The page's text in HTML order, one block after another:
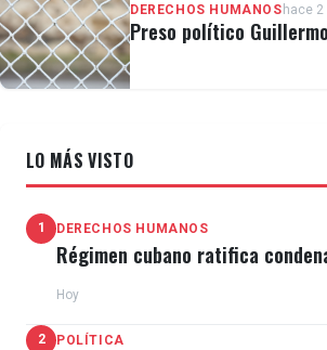
DERECHOS HUMANOS hace 2
Preso político
LO MÁS VISTO
1 DERECHOS HUMANOS
Régimen cubano ratifica
Hoy
2 POLÍTICA